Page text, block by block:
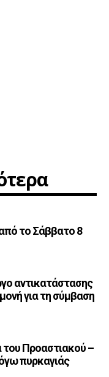
το Σάββατο 8
αντικατάστασης
για τη σύμβαση
του Προαστιακού –
πυρκαγιάς